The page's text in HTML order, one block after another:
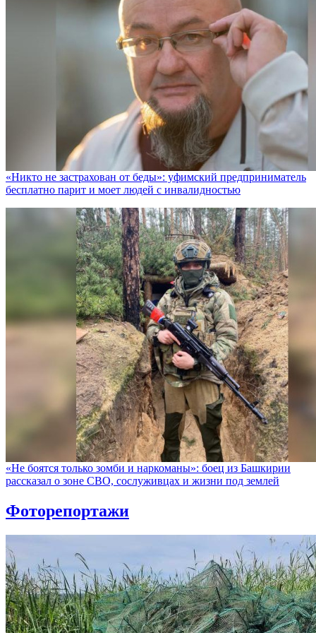
«Никто не заcтрахован от беды»: уфимский предприниматель
бесплатно парит и моет людей с инвалидностью
«Не боятся только зомби и наркоманы»: боец из Башкирии
рассказал о зоне СВО, сослуживцах и жизни под землей
Фоторепортажи